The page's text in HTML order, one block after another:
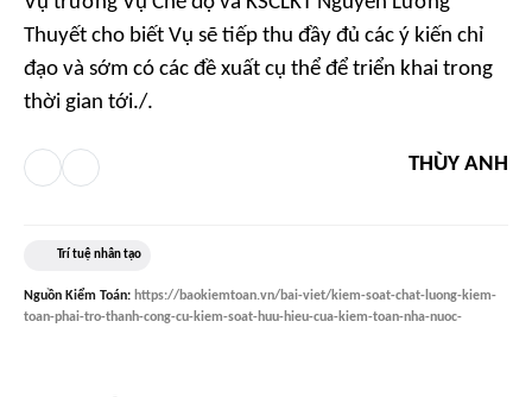
Thuyết cho biết Vụ sẽ tiếp thu đầy đủ các ý kiến chỉ
đạo và sớm có các đề xuất cụ thể để triển khai trong
thời gian tới./.
THÙY ANH
Trí tuệ nhân tạo
Nguồn Kiểm Toán: https://baokiemtoan.vn/bai-viet/kiem-soat-chat-luong-kiem-
toan-phai-tro-thanh-cong-cu-kiem-soat-huu-hieu-cua-kiem-toan-nha-nuoc-